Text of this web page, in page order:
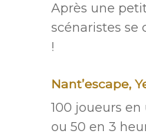
Après une
scénaristes se
!
Nant’escape,
100 joueurs
ou 50 en 3